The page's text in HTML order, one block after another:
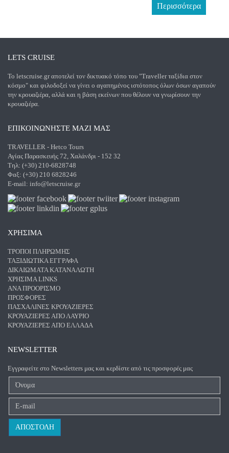
Περισσότερα
LETS CRUISE
Το letscruise.gr αποτελεί τον δικτυακό τόπο του "Traveller ταξίδια στον
κόσμο" και φιλοδοξεί να γίνει ο αγαπημένος ιστότοπος όλων όσων αγαπούν
την κρουαζιέρα, αλλά και η βάση εκείνων που θέλουν να γνωρίσουν την
κρουαζιέρα.
ΕΠΙΚΟΙΝΩΝΗΣΤΕ ΜΑΖΙ ΜΑΣ
TRAVELLER - Hetco Tours
Αγίας Παρασκευής 72, Χαλάνδρι - 152 32
Τηλ: (+30) 210-6828748
Φαξ: (+30) 210 6828246
E-mail: info@letscruise.gr
ΧΡΗΣΙΜΑ
ΤΡΌΠΟΙ ΠΛΗΡΩΜΉΣ
ΤΑΞΙΔΙΩΤΙΚΆ ΈΓΓΡΑΦΑ
ΔΙΚΑΙΏΜΑΤΑ ΚΑΤΑΝΑΛΩΤΉ
ΧΡΉΣΙΜΑ LINKS
ΑΝΑ ΠΡΟΟΡΙΣΜΌ
ΠΡΟΣΦΟΡΈΣ
ΠΑΣΧΑΛΙΝΈΣ ΚΡΟΥΑΖΙΈΡΕΣ
ΚΡΟΥΑΖΙΈΡΕΣ ΑΠΌ ΛΑΎΡΙΟ
ΚΡΟΥΑΖΙΈΡΕΣ ΑΠΌ ΕΛΛΆΔΑ
NEWSLETTER
Εγγραφείτε στο Newsletters μας και κερδίστε από τις προσφορές μας